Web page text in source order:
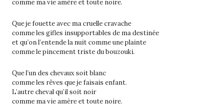
comme ma vie amère et toute noire.
Que je fouette avec ma cruelle cravache
comme les gifles insupportables de ma destinée
et qu’on l’entende la nuit comme une plainte
comme le pincement triste du bouzouki.
Que l’un des chevaux soit blanc
comme les rêves que je faisais enfant.
L’autre cheval qu’il soit noir
comme ma vie amère et toute noire.